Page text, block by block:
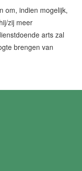
om, indien mogelijk,
zij meer
arts zal
brengen van